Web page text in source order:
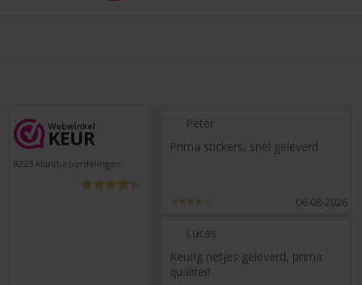
8225 klantbeoordelingen
Peter
Prima stickers, snel geleverd
06-08-2026
Lucas
Keurig netjes geleverd, prima
qualiteit